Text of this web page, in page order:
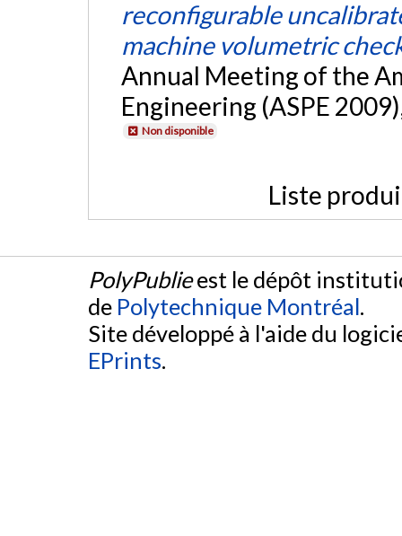
reconfigurable
machine volumetric
Annual Meeting of the
Engineering (ASPE
Non disponible
Liste
PolyPublieest le dépôt
de Polytechnique Montréal.
Site développé à l'aide du
EPrints.